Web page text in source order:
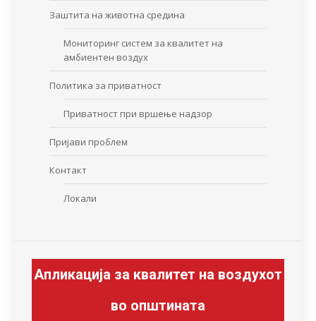
Заштита на животна средина
Мониторинг систем за квалитет на
амбиентен воздух
Политика за приватност
Приватност при вршење надзор
Пријави проблем
Контакт
Локали
Апликација за квалитет на воздухот
во општината